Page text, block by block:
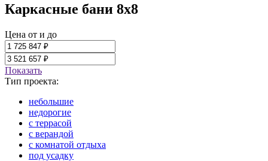
Каркасные бани 8x8
Цена от и до
Показать
Тип проекта:
небольшие
недорогие
с террасой
с верандой
с комнатой отдыха
под усадку